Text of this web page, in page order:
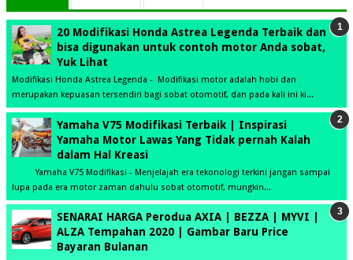
20 Modifikasi Honda Astrea Legenda Terbaik dan
bisa digunakan untuk contoh motor Anda sobat,
Yuk Lihat
Modifikasi Honda Astrea Legenda - Modifikasi motor adalah hobi dan
merupakan kepuasan tersendiri bagi sobat otomotif, dan pada kali ini ki...
Yamaha V75 Modifikasi Terbaik | Inspirasi
Yamaha Motor Lawas Yang Tidak pernah Kalah
dalam Hal Kreasi
Yamaha V75 Modifikasi - Menjelajah era tekonologi terkini jangan sampai
lupa pada era motor zaman dahulu sobat otomotif, mungkin...
SENARAI HARGA Perodua AXIA | BEZZA | MYVI |
ALZA Tempahan 2020 | Gambar Baru Price
Bayaran Bulanan